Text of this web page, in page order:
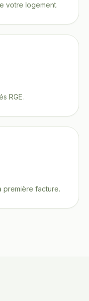
votre logement.
RGE.
première facture.